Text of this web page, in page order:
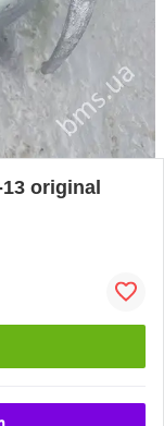
original